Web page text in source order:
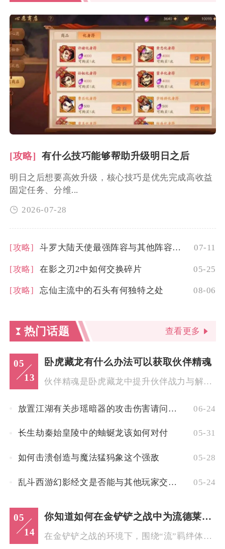
[攻略] 有什么技巧能够帮助升级明日之后
明日之后想要高效升级，核心技巧是优先完成高收益
固定任务、分维...
2026-07-28
[攻略] 斗罗大陆天使最强阵容与其他阵容的对战结果如何 07-11
[攻略] 在影之刃2中如何交换碎片 05-25
[攻略] 忘仙主流中的石头有何独特之处 08-06
热门话题 查看更多
05
13
卧虎藏龙有什么办法可以获取伙伴精魂
伙伴精魂是卧虎藏龙中提升伙伴战力与解锁核心技能的关键资源，主...
放置江湖有关步瑶暗器的攻击伤害请问如何 06-24
长生劫秦始皇陵中的蚰蜒龙该如何对付 05-31
如何击溃创造与魔法猛犸象这个强敌 05-28
乱斗西游幻影经文是否能与其他玩家交流共享 05-24
05
14
你知道如何在金铲铲之战中为流德莱文选择最佳的装备组合吗
在金铲铲之战的环境下，围绕“流”羁绊体系构建阵容时，德莱文的...